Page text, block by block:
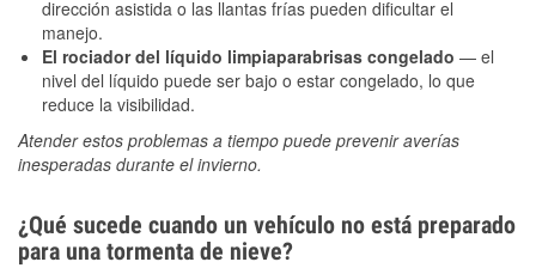
dirección asistida o las llantas frías pueden dificultar el
manejo.
El rociador del líquido limpiaparabrisas congelado — el
nivel del líquido puede ser bajo o estar congelado, lo que
reduce la visibilidad.
Atender estos problemas a tiempo puede prevenir averías
inesperadas durante el invierno.
¿Qué sucede cuando un vehículo no está preparado
para una tormenta de nieve?